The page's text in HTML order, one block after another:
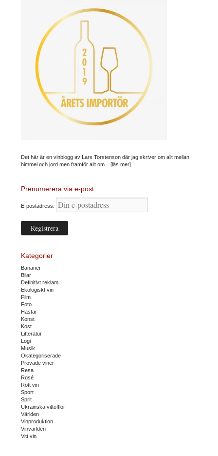
Det här är en vinblogg av Lars Torstenson där jag skriver om allt mellan
himmel och jord men framför allt om... [läs mer]
Prenumerera via e-post
E-postadress:
Kategorier
Bananer
Bilar
Definitivt reklam
Ekologiskt vin
Film
Foto
Hästar
Konst
Kost
Litteratur
Logi
Musik
Okategoriserade
Provade viner
Resa
Rosé
Rött vin
Sport
Sprit
Ukrainska vittofflor
Världen
Vinproduktion
Vinvärlden
Vitt vin